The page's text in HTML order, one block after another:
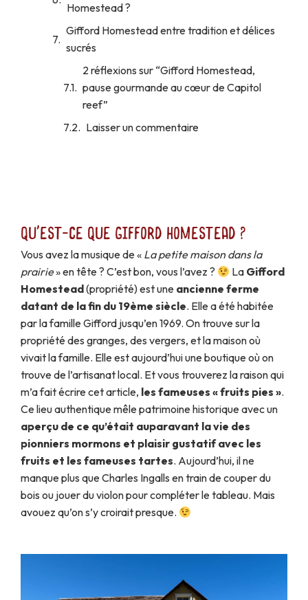
Homestead ?
Gifford Homestead entre tradition et délices
sucrés
2 réflexions sur “Gifford Homestead,
pause gourmande au cœur de Capitol
reef”
Laisser un commentaire
Qu'est-ce que Gifford Homestead ?
Vous avez la musique de « La petite maison dans la
prairie» en tête ? C’est bon, vous l’avez ? La Gifford
Homestead(propriété) est une ancienne ferme
datant de la fin du 19ème siècle. Elle a été habitée
par la famille Gifford jusqu’en 1969. On trouve sur la
propriété des granges, des vergers, et la maison où
vivait la famille. Elle est aujourd’hui une boutique où on
trouve de l’artisanat local. Et vous trouverez la raison qui
m’a fait écrire cet article, les fameuses « fruits pies ».
Ce lieu authentique mêle patrimoine historique avec un
aperçu de ce qu’était auparavant la vie des
pionniers mormons et plaisir gustatif avec les
fruits et les fameuses tartes. Aujourd’hui, il ne
manque plus que Charles Ingalls en train de couper du
bois ou jouer du violon pour compléter le tableau. Mais
avouez qu’on s’y croirait presque.